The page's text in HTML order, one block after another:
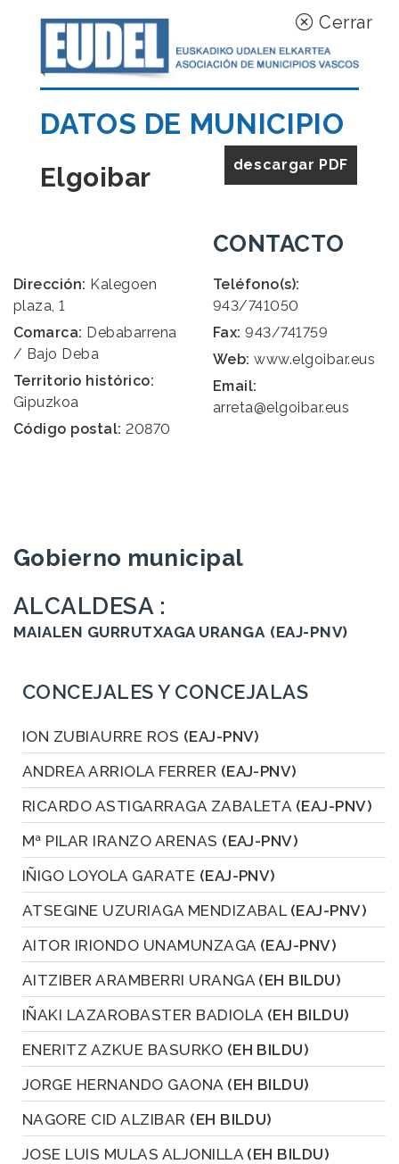
Cerrar
DATOS DE MUNICIPIO
descargar PDF
Elgoibar
Dirección: Kalegoen
plaza, 1
Comarca: Debabarrena
/ Bajo Deba
Territorio histórico:
Gipuzkoa
Código postal: 20870
CONTACTO
Teléfono(s):
943/741050
Fax: 943/741759
Web: www.elgoibar.eus
Email:
arreta@elgoibar.eus
Gobierno municipal
ALCALDESA :
MAIALEN GURRUTXAGA URANGA (EAJ-PNV)
CONCEJALES Y CONCEJALAS
ION ZUBIAURRE ROS (EAJ-PNV)
ANDREA ARRIOLA FERRER (EAJ-PNV)
RICARDO ASTIGARRAGA ZABALETA (EAJ-PNV)
Mª PILAR IRANZO ARENAS (EAJ-PNV)
IÑIGO LOYOLA GARATE (EAJ-PNV)
ATSEGINE UZURIAGA MENDIZABAL (EAJ-PNV)
AITOR IRIONDO UNAMUNZAGA (EAJ-PNV)
AITZIBER ARAMBERRI URANGA (EH BILDU)
IÑAKI LAZAROBASTER BADIOLA (EH BILDU)
ENERITZ AZKUE BASURKO (EH BILDU)
JORGE HERNANDO GAONA (EH BILDU)
NAGORE CID ALZIBAR (EH BILDU)
JOSE LUIS MULAS ALJONILLA (EH BILDU)